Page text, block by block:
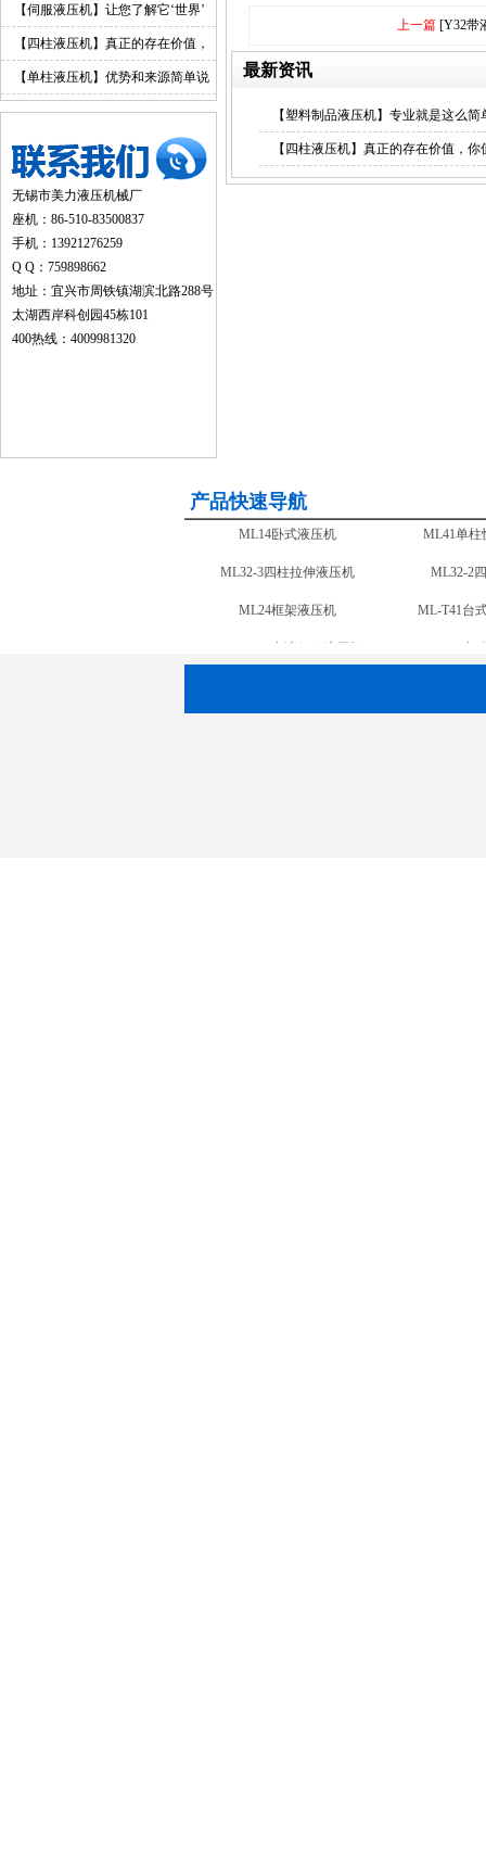
简单【伺服液压机】让您了解它‘世界’
【四柱液压机】真正的存在价值，
你值得拥有
【单柱液压机】优势和来源简单说
明
无锡市美力液压机械厂
座机：86-510-83500837
手机：13921276259
Q Q：759898662
地址：宜兴市周铁镇湖滨北路288号
太湖西岸科创园45栋101
400热线：4009981320
上一篇 [Y32带
最新资讯
【塑料制品液压机】专业就是这么简
【四柱液压机】真正的存在价值，你
产品快速导航
ML71四柱复合材料液压机 ML32-3四
ML28框架液压机 固定工作台 ML24
ML35龙门液压机 ML-CNC2